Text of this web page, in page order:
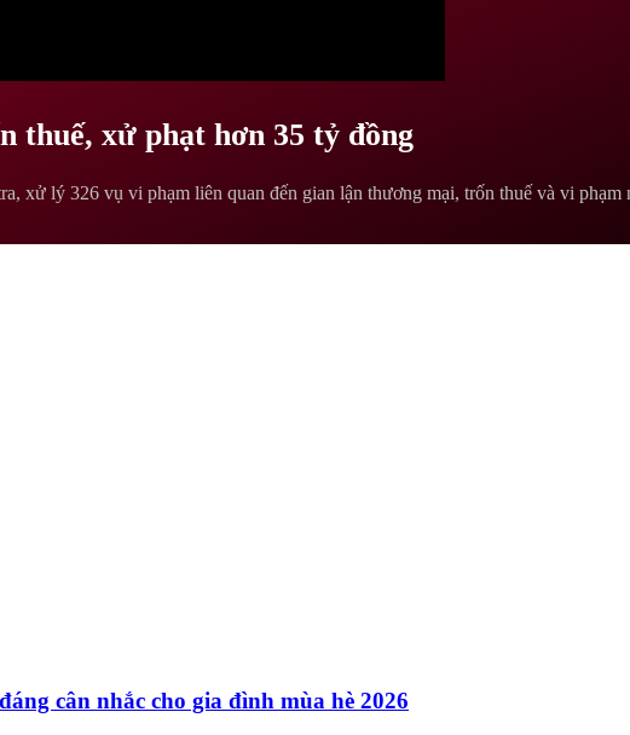
thuế, xử phạt hơn 35 tỷ đồng
xử lý 326 vụ vi phạm liên quan đến gian lận thương mại, trốn thuế và vi phạm
cân nhắc cho gia đình mùa hè 2026